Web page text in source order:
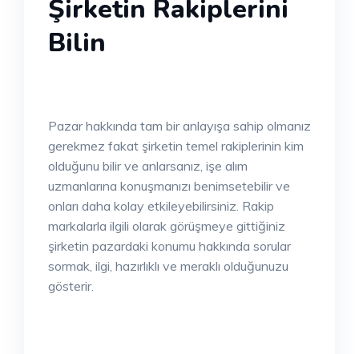
Şirketin Rakiplerini
Bilin
Pazar hakkında tam bir anlayışa sahip olmanız
gerekmez fakat şirketin temel rakiplerinin kim
olduğunu bilir ve anlarsanız, işe alım
uzmanlarına konuşmanızı benimsetebilir ve
onları daha kolay etkileyebilirsiniz. Rakip
markalarla ilgili olarak görüşmeye gittiğiniz
şirketin pazardaki konumu hakkında sorular
sormak, ilgi, hazırlıklı ve meraklı olduğunuzu
gösterir.